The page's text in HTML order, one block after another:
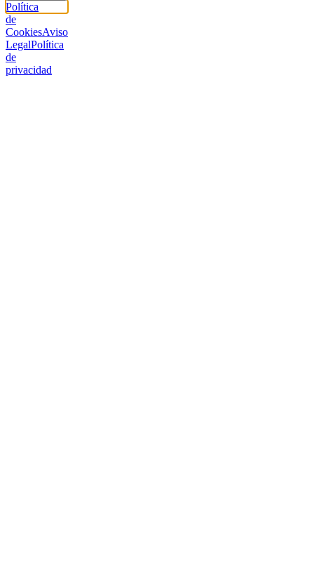
Política
de
CookiesAviso
LegalPolítica
de
privacidad